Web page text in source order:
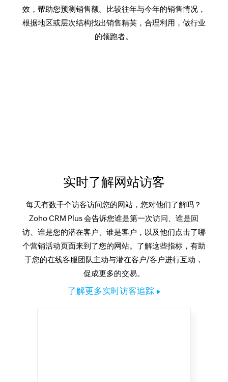
效，帮助您预测销售额。比较往年与今年的销售情况，
根据地区或层次结构找出销售精英，合理利用，做行业
的领跑者。
实时了解网站访客
每天有数千个访客访问您的网站，您对他们了解吗？
Zoho CRM Plus 会告诉您谁是第一次访问、谁是回
访、谁是您的潜在客户、谁是客户，以及他们点击了哪
个营销活动页面来到了您的网站。了解这些指标，有助
于您的在线客服团队主动与潜在客户/客户进行互动，
促成更多的交易。
了解更多实时访客追踪